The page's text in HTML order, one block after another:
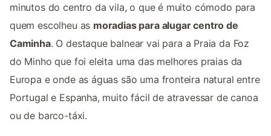
minutos do centro da vila, o que é muito cómodo para
quem escolheu as moradias para alugar centro de
Caminha. O destaque balnear vai para a Praia da Foz
do Minho que foi eleita uma das melhores praias da
Europa e onde as águas são uma fronteira natural entre
Portugal e Espanha, muito fácil de atravessar de canoa
ou de barco-táxi.